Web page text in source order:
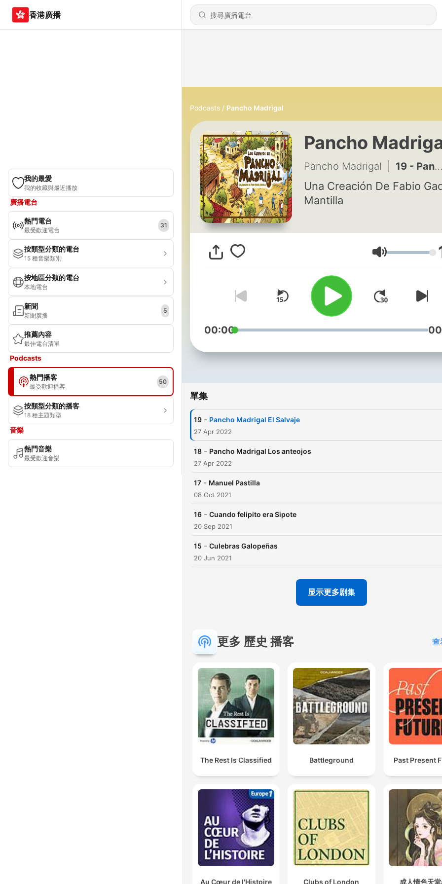
香港廣播
我的最愛
我的收藏與最近播放
廣播電台
熱門電台
最受歡迎電台
31
按類型分類的電台
15 種音樂類別
按地區分類的電台
本地電台
新聞
新聞廣播
5
推薦內容
最佳電台清單
Podcasts
熱門播客
最受歡迎播客
50
按類型分類的播客
18 種主題類型
音樂
熱門音樂
最受歡迎音樂
Podcasts Pancho Madrigal
Pancho
Pancho Madrigal 19 - Pancho Madrigal El Salvaje
Una Creación De Fabio
Mantilla
音量
00:00
單集
19 - Pancho Madrigal El Salvaje
27 Apr 2022
18 - Pancho Madrigal Los anteojos
27 Apr 2022
17 - Manuel Pastilla
08 Oct 2021
16 - Cuando felipito era Sipote
20 Sep 2021
15 - Culebras Galopeñas
20 Jun 2021
显示更多剧集
更多 歷史 播客 查
The Rest Is Classified Battleground Past Present
Au Cœur de l'Histoire Clubs of London 成人情色天